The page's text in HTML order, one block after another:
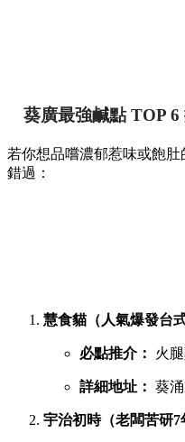
葵廣最強鹹點 TOP 6
若你想品嚐濃郁惹味或飽
錯過：
慧食貓（人氣爆發台
必點推介： 火
詳細地址： 葵
宇治初時（老闆苦研7